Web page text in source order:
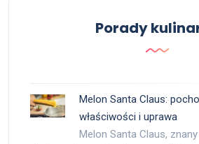
Porady
Melon Santa Claus:
właściwości i uprawa
Melon Santa Claus,